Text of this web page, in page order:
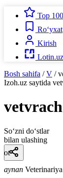
Top 100
Ro‘yxat
Kirish
Lotin.uz
Bosh sahifa / V /
Izoh.uz saytida
vetvrach
So‘zni do‘stlar
bilan ulashing
ot
aynan